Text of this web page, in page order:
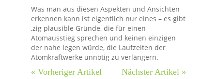
Was man aus diesen Aspekten und Ansichten
erkennen kann ist eigentlich nur eines – es gibt
‚zig plausible Gründe, die für einen
Atomausstieg sprechen und keinen einzigen
der nahe legen würde, die Laufzeiten der
Atomkraftwerke unnötig zu verlängern.
« Vorheriger Artikel Nächster Artikel »